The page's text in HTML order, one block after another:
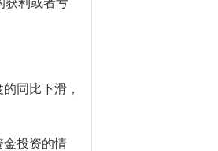
获利或者亏
同比下滑，
金投资的情